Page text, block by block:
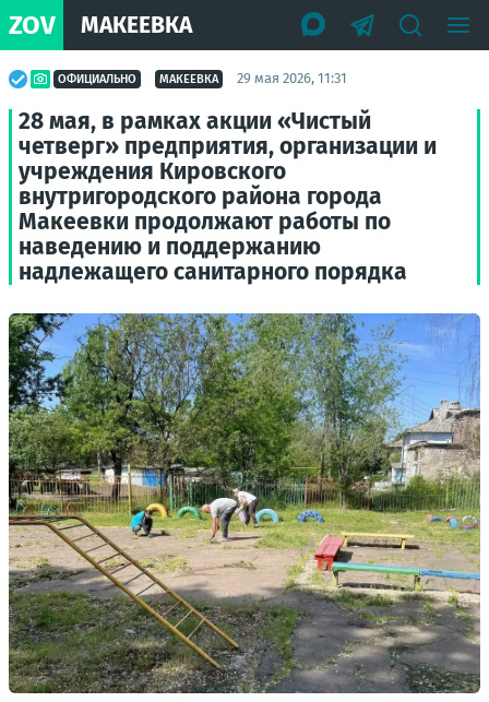
ZOV МАКЕЕВКА
ОФИЦИАЛЬНО МАКЕЕВКА 29 мая 2026, 11:31
28 мая, в рамках акции «Чистый
четверг» предприятия, организации и
учреждения Кировского
внутригородского района города
Макеевки продолжают работы по
наведению и поддержанию
надлежащего санитарного порядка